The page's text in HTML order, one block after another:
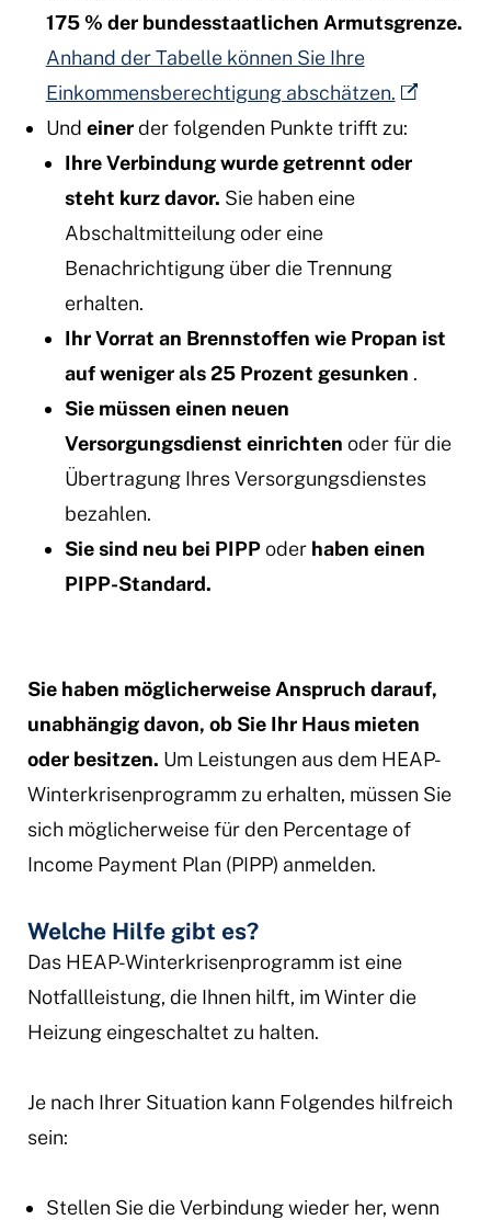
175 % der bundesstaatlichen Armutsgrenze.
Anhand der Tabelle können Sie Ihre
Einkommensberechtigung abschätzen.
Und einerder folgenden Punkte trifft zu:
Ihre Verbindung wurde getrennt oder
steht kurz davor. Sie haben eine
Abschaltmitteilung oder eine
Benachrichtigung über die Trennung
erhalten.
Ihr Vorrat an Brennstoffen wie Propan ist
auf weniger als 25 Prozent gesunken .
Sie müssen einen neuen
Versorgungsdienst einrichten oder für die
Übertragung Ihres Versorgungsdienstes
bezahlen.
Sie sind neu bei PIPPoder haben einen
PIPP-Standard.
Sie haben möglicherweise Anspruch darauf,
unabhängig davon, ob Sie Ihr Haus mieten
oder besitzen. Um Leistungen aus dem HEAP-
Winterkrisenprogramm zu erhalten, müssen Sie
sich möglicherweise für den Percentage of
Income Payment Plan (PIPP) anmelden.
Welche Hilfe gibt es?
Das HEAP-Winterkrisenprogramm ist eine
Notfallleistung, die Ihnen hilft, im Winter die
Heizung eingeschaltet zu halten.
Je nach Ihrer Situation kann Folgendes hilfreich
sein:
Stellen Sie die Verbindung wieder her, wenn